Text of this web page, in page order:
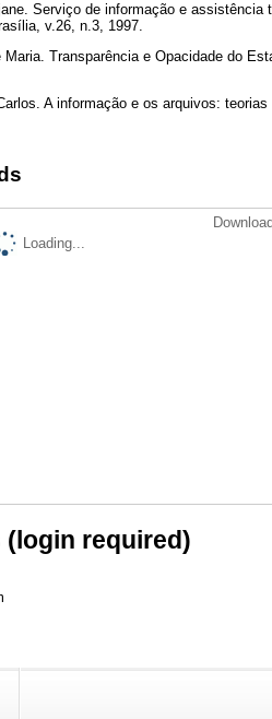
Serviço de informação e
v.26, n.3, 1997.
Transparência e Opacidade do
A informação e os arquivos:
Loading...
required)